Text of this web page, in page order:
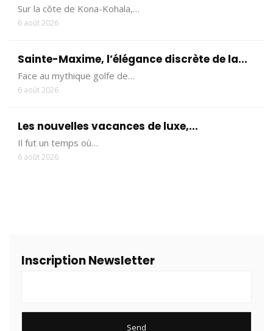
Sur la côte de Kona-Kohala,…
6 août 2026
Sainte-Maxime, l’élégance discrète de la...
Face au mythique golfe de…
6 août 2026
Les nouvelles vacances de luxe,...
Il fut un temps où…
6 août 2026
Inscription Newsletter